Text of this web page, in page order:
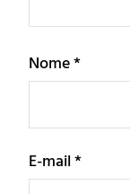
Nome*
E-mail*